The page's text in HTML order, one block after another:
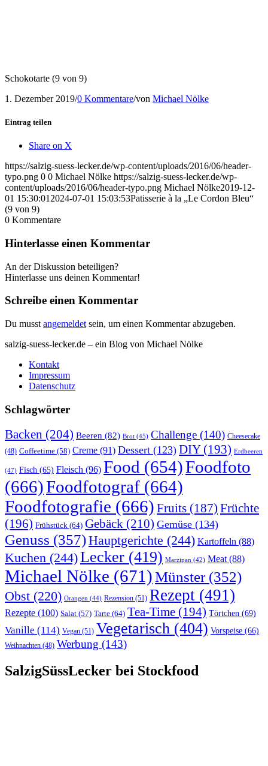
Schokotarte (9 von 9)
1. Dezember 2019/0 Kommentare/von Michael Nölke
Eintrag teilen
Share on X
https://salzig-suess-lecker.de/wp-content/uploads/2016/06/header-
typo.png 0 0 Michael Nölke https://salzig-suess-lecker.de/wp-
content/uploads/2016/06/header-typo.png Michael Nölke2019-12-
01 15:30:01 2024-07-01 15:03:53Patisserie à la „Le Cordon Bleu“
(9 von 9)
0 Kommentare
Hinterlasse einen Kommentar
An der Diskussion beteiligen?
Hinterlasse uns deinen Kommentar!
Schreibe einen Kommentar
Du musst angemeldet sein, um einen Kommentar abzugeben.
salzig-suess-lecker.de – ein Blog von Michael Nölke
Kontakt
Impressum
Datenschutz
Schlagwörter
Backen (204) Beeren (82) Brot (45) Challenge (140) Cheesecake
(48) Coffeetime (58) Creme (91) Dessert (123) DIY(193) Erdbeeren
(47) Fisch (65) Fleisch (96) Food (654)Foodfoto
(666)Foodfotograf (664)
Foodfotografie (666) Fruits (187) Früchte
(196) Frühstück (64) Gebäck (210) Gemüse (134)
Genuss (357)Hauptgerichte (244) Kartoffeln (88)
Kuchen (244)Lecker (419) Marzipan (42) Meat(88)
Michael Nölke (671)Münster(352)
Obst (220) Orangen (44) Rezension (51) Rezept (491)
Rezepte (100) Salat (57) Tarte (64) Tea-Time (194) Törtchen (69)
Vanille (114) Vegan (51) Vegetarisch (404) Vorspeise (66)
Weihnachten (48) Werbung (143)
SalzigSüssLecker bei Stockfood